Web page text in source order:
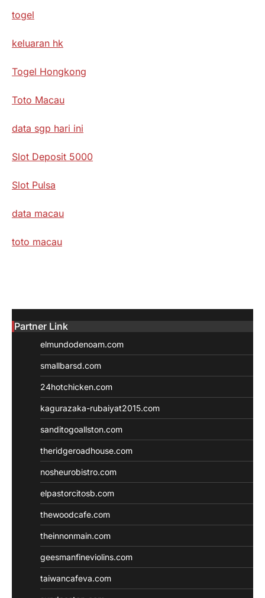
togel
keluaran hk
Togel Hongkong
Toto Macau
data sgp hari ini
Slot Deposit 5000
Slot Pulsa
data macau
toto macau
Partner Link
elmundodenoam.com
smallbarsd.com
24hotchicken.com
kagurazaka-rubaiyat2015.com
sanditogoallston.com
theridgeroadhouse.com
nosheurobistro.com
elpastorcitosb.com
thewoodcafe.com
theinnonmain.com
geesmanfineviolins.com
taiwancafeva.com